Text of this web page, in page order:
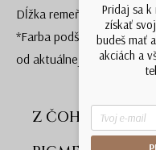
Dĺžka remeňov: 64cm
*Farba podšívky sa môže
od aktuálnej dostupnosti
Z ČOHO SOM
Pridaj sa k
získať
budeš mať
akciách a